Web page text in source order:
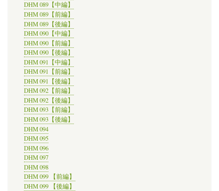
DHM 089【中編】
DHM 089【前編】
DHM 089【後編】
DHM 090【中編】
DHM 090【前編】
DHM 090【後編】
DHM 091【中編】
DHM 091【前編】
DHM 091【後編】
DHM 092【前編】
DHM 092【後編】
DHM 093【前編】
DHM 093【後編】
DHM 094
DHM 095
DHM 096
DHM 097
DHM 098
DHM 099 【前編】
DHM 099 【後編】